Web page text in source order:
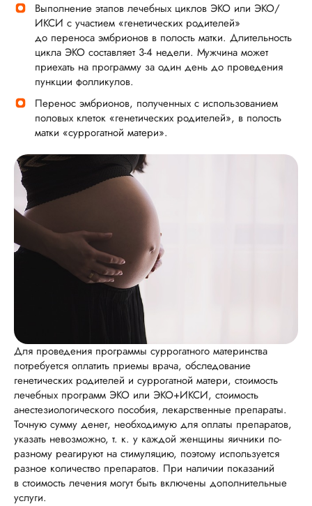
Выполнение этапов лечебных циклов ЭКО или ЭКО/
ИКСИ с участием «генетических родителей»
до переноса эмбрионов в полость матки. Длительность
цикла ЭКО составляет 3-4 недели. Мужчина может
приехать на программу за один день до проведения
пункции фолликулов.
Перенос эмбрионов, полученных с использованием
половых клеток «генетических родителей», в полость
матки «суррогатной матери».
Для проведения программы суррогатного материнства
потребуется оплатить приемы врача, обследование
генетических родителей и суррогатной матери, стоимость
лечебных программ ЭКО или ЭКО+ИКСИ, стоимость
анестезиологического пособия, лекарственные препараты.
Точную сумму денег, необходимую для оплаты препаратов,
указать невозможно, т. к. у каждой женщины яичники по-
разному реагируют на стимуляцию, поэтому используется
разное количество препаратов. При наличии показаний
в стоимость лечения могут быть включены дополнительные
услуги.